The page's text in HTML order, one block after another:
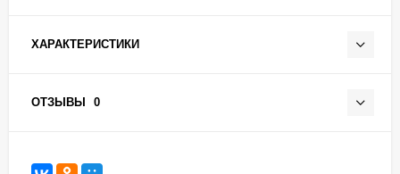
ХАРАКТЕРИСТИКИ
ОТЗЫВЫ 0